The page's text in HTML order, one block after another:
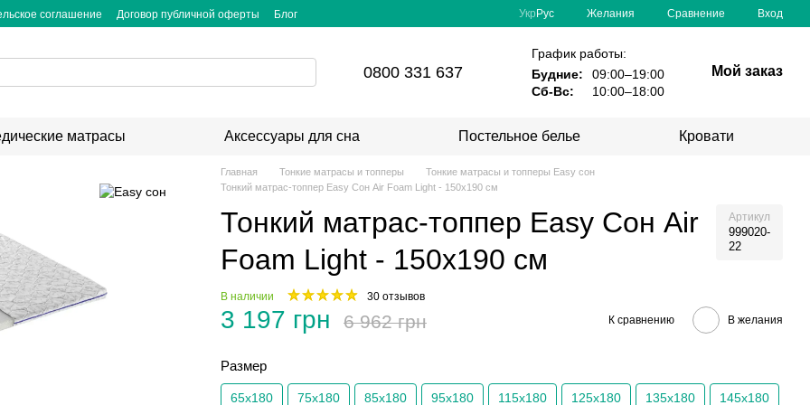
соглашение Договор публичной оферты Блог Укр Рус Желания Сравнение Вход
0800 331 637
График работы:
Будние:
09:00–19:00
Сб-Вс:
10:00–18:00
Мой заказ
матрасы Аксессуары для сна Постельное белье Кровати
Главная Тонкие матрасы и топперы
Тонкие матрасы и топперы Easy сон
Тонкий матрас-топпер Easy Сон Air Foam Light - 150х190 см
Тонкий матрас-топпер Easy Сон Air
Foam Light - 150х190 см
Артикул
999020-
22
В наличии 30 отзывов
3 197 грн 6 962 грн К сравнению В желания
Размер
65х180 75х180 85х180 95х180 115х180 125х180 135х180 145х180